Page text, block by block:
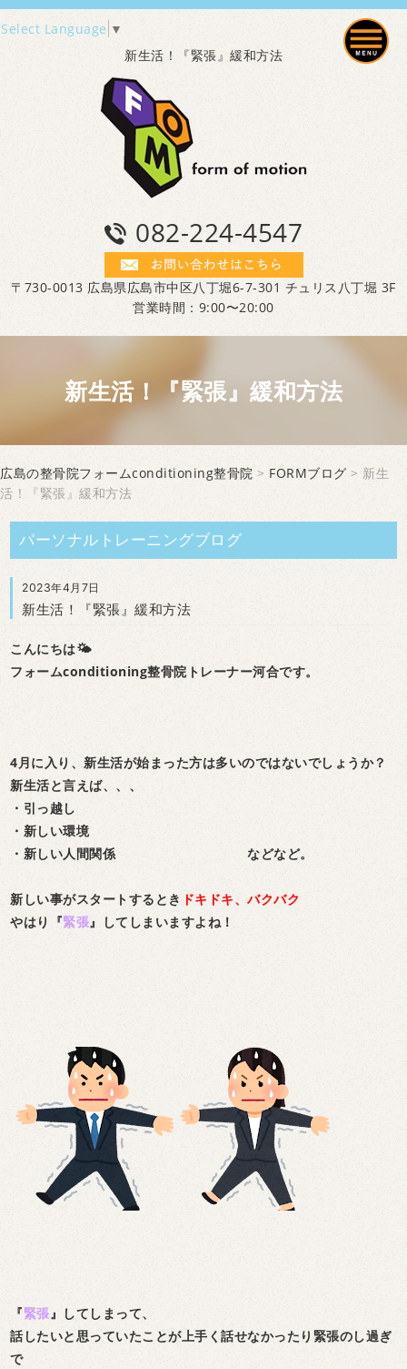
Select Language ▼
新生活！『緊張』緩和方法
082-224-4547
〒730-0013 広島県広島市中区八丁堀6-7-301 チュリス八丁堀 3F
営業時間：9:00〜20:00
新生活！『緊張』緩和方法
広島の整骨院フォームconditioning整骨院 > FORMブログ > 新生
活！『緊張』緩和方法
パーソナルトレーニングブログ
2023年4月7日
新生活！『緊張』緩和方法
こんにちは🌤
フォームconditioning整骨院トレーナー河合です。
4月に入り、新生活が始まった方は多いのではないでしょうか？
新生活と言えば、、、
・引っ越し
・新しい環境
・新しい人間関係 などなど。
新しい事がスタートするとき ドキドキ、バクバク
やはり『緊張』してしまいますよね！
『緊張』してしまって、
話したいと思っていたことが上手く話せなかったり 緊張のし過ぎ
で